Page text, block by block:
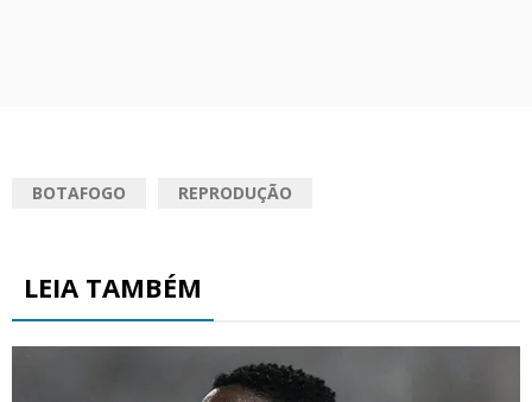
BOTAFOGO REPRODUÇÃO
LEIA TAMBÉM